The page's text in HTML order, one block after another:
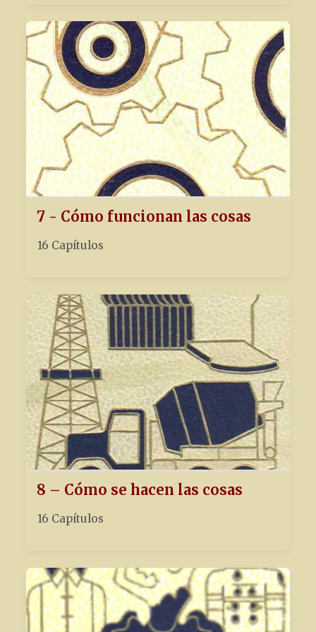
7 - Cómo funcionan las cosas
16 Capítulos
8 – Cómo se hacen las cosas
16 Capítulos